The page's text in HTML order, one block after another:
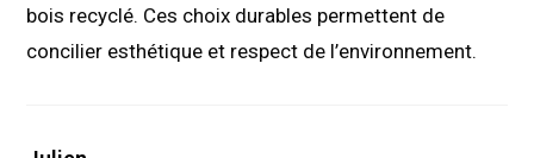
bois recyclé. Ces choix durables permettent de
concilier esthétique et respect de l’environnement.